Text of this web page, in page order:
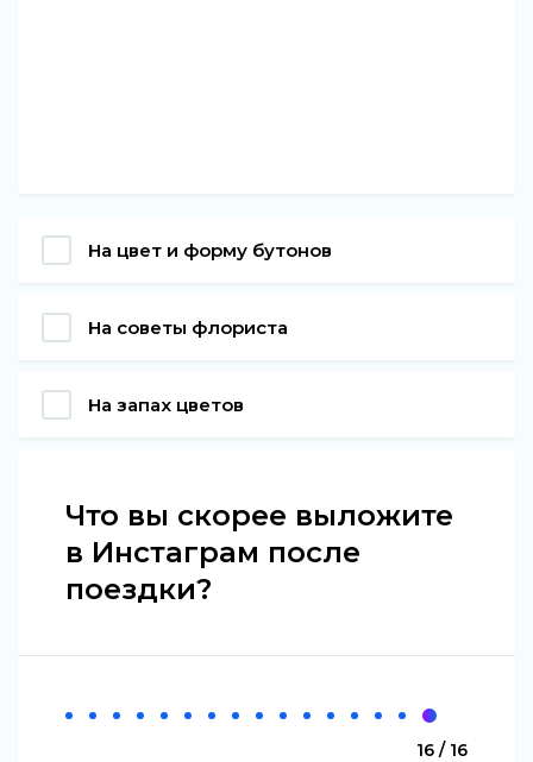
На цвет и форму бутонов
На советы флориста
На запах цветов
Что вы скорее выложите
в Инстаграм после
поездки?
16 / 16